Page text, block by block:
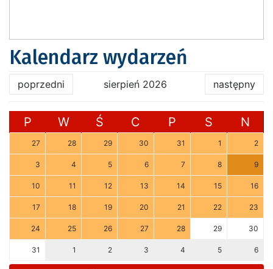
Kalendarz wydarzeń
poprzedni sierpień 2026 następny
P W Ś C P S N
27 28 29 30 31 1 2
3 4 5 6 7 8 9
10 11 12 13 14 15 16
17 18 19 20 21 22 23
24 25 26 27 28 29 30
31 1 2 3 4 5 6